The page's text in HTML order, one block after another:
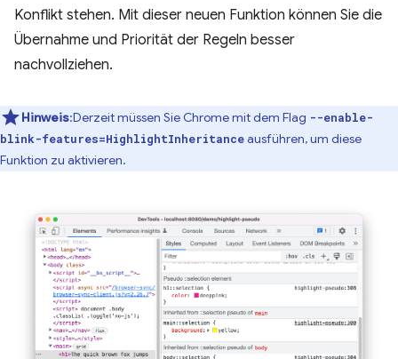
Konflikt stehen. Mit dieser neuen Funktion können Sie die
Übernahme und Priorität der Regeln besser
nachvollziehen.
Hinweis:Derzeit müssen Sie Chrome mit dem Flag --enable-
blink-features=HighlightInheritanceausführen, um diese
Funktion zu aktivieren.